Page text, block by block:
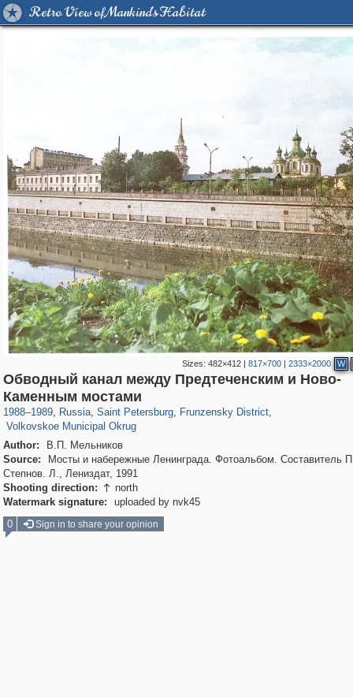
Retro View of Mankind's Habitat
Sizes:482×412 |817×700 |2333×2000 W
Обводный канал между Предтеченским и Ново-
Каменным мостами
1988–1989, Russia
1,407,292
, Saint Petersburg
197,255 5,714
, Frunzensky District,
Volkovskoe Municipal Okrug
900 11
Author:
В.П. Мельников
Source:
Мосты и набережные Ленинграда. Фотоальбом. Составитель
Степнов. Л., Лениздат, 1991
Shooting direction:  north
Watermark signature:
uploaded by nvk45
0
Sign in to share your opinion